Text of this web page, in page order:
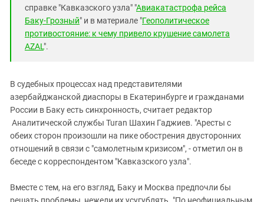
справке "Кавказского узла" "Авиакатастрофа рейса
Баку-Грозный" и в материале "Геополитическое
противостояние: к чему привело крушение самолета
АZAL ".
В судебных процессах над представителями
азербайджанской диаспоры в Екатеринбурге и гражданами
России в Баку есть синхронность, считает редактор
Аналитической службы Turan Шахин Гаджиев. "Аресты с
обеих сторон произошли на пике обострения двусторонних
отношений в связи с "самолетным кризисом", - отметил он в
беседе с корреспондентом "Кавказского узла".
Вместе с тем, на его взгляд, Баку и Москва предпочли бы
решать проблемы, нежели их усугублять. "По неофициальным